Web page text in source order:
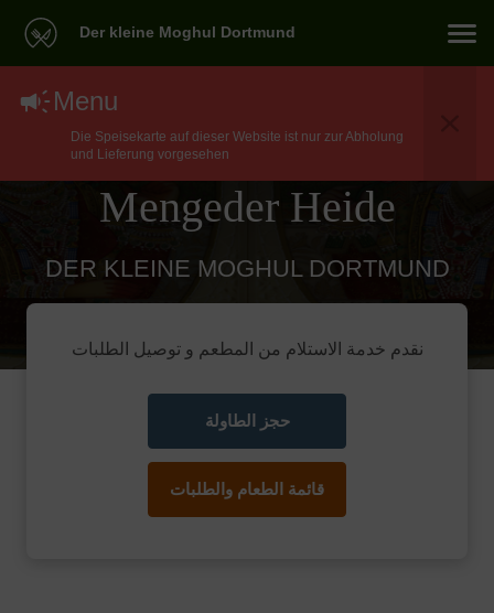
Der kleine Moghul Dortmund
Menu
Die Speisekarte auf dieser Website ist nur zur Abholung
und Lieferung vorgesehen
North Indian توصيل
طعام في Dortmund
Mengeder Heide
DER KLEINE MOGHUL DORTMUND
نقدم خدمة الاستلام من المطعم و توصيل الطلبات
حجز الطاولة
قائمة الطعام والطلبات